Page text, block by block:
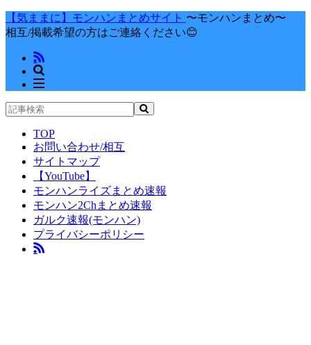
【気ままに】モンハンまとめサイト 〜モンハンまとめ〜
相互/掲載希望の方はご連絡ください😊
TOP
お問い合わせ/相互
サイトマップ
【YouTube】
モンハンライズまとめ速報
モンハン2Chまとめ速報
ガルク速報(モンハン)
プライバシーポリシー